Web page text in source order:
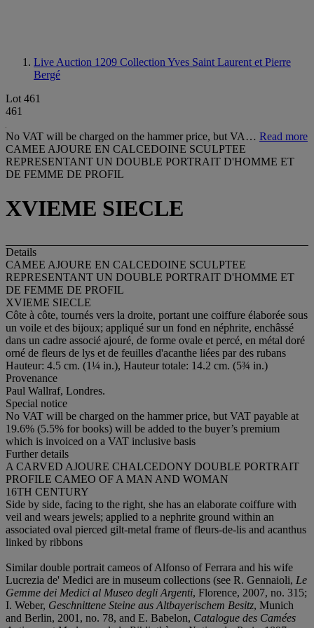
Live Auction 1209 Collection Yves Saint Laurent et Pierre
Bergé
Lot 461
461
No VAT will be charged on the hammer price, but VA… Read more
CAMEE AJOURE EN CALCEDOINE SCULPTEE
REPRESENTANT UN DOUBLE PORTRAIT D'HOMME ET
DE FEMME DE PROFIL
XVIEME SIECLE
Details
CAMEE AJOURE EN CALCEDOINE SCULPTEE
REPRESENTANT UN DOUBLE PORTRAIT D'HOMME ET
DE FEMME DE PROFIL
XVIEME SIECLE
Côte à côte, tournés vers la droite, portant une coiffure élaborée sous
un voile et des bijoux; appliqué sur un fond en néphrite, enchâssé
dans un cadre associé ajouré, de forme ovale et percé, en métal doré
orné de fleurs de lys et de feuilles d'acanthe liées par des rubans
Hauteur: 4.5 cm. (1¼ in.), Hauteur totale: 14.2 cm. (5¾ in.)
Provenance
Paul Wallraf, Londres.
Special notice
No VAT will be charged on the hammer price, but VAT payable at
19.6% (5.5% for books) will be added to the buyer’s premium
which is invoiced on a VAT inclusive basis
Further details
A CARVED AJOURE CHALCEDONY DOUBLE PORTRAIT
PROFILE CAMEO OF A MAN AND WOMAN
16TH CENTURY
Side by side, facing to the right, she has an elaborate coiffure with
veil and wears jewels; applied to a nephrite ground within an
associated oval pierced gilt-metal frame of fleurs-de-lis and acanthus
linked by ribbons
Similar double portrait cameos of Alfonso of Ferrara and his wife
Lucrezia de' Medici are in museum collections (see R. Gennaioli, Le
Gemme dei Medici al Museo degli Argenti, Florence, 2007, no. 315;
I. Weber, Geschnittene Steine aus Altbayerischem Besitz, Munich
and Berlin, 2001, no. 78, and E. Babelon, Catalogue des Camées